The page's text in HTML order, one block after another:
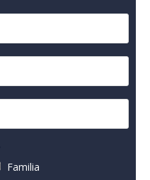
Familia